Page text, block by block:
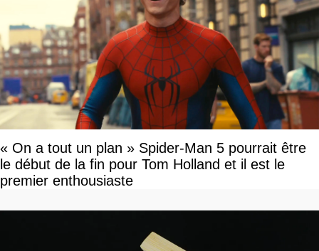
« On a tout un plan » Spider-Man 5 pourrait être
le début de la fin pour Tom Holland et il est le
premier enthousiaste